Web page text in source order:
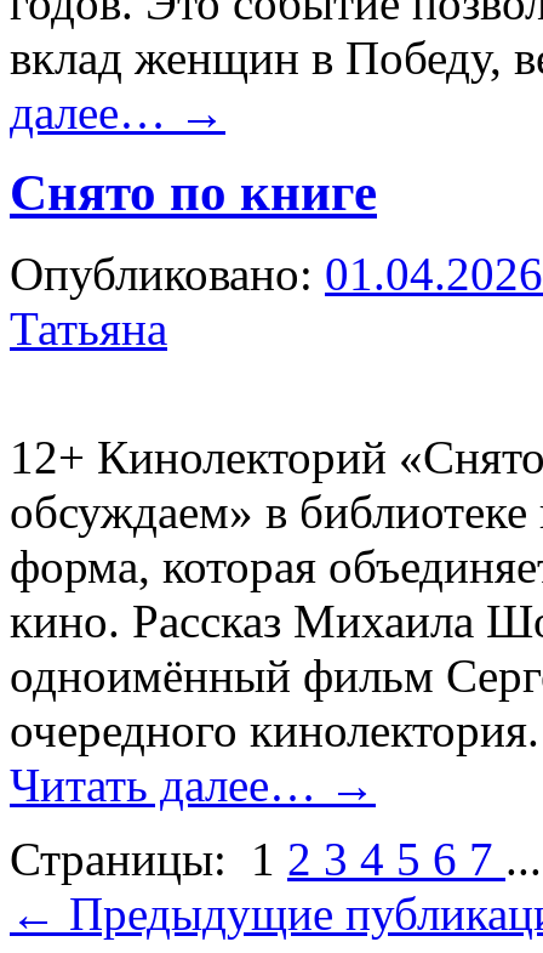
вклад женщин в Победу,
далее… →
Снято по книге
Опубликовано: 01.04.2026
Татьяна
12+ Кинолекторий
обсуждаем» в
форма, которая
кино. Рассказ Михаила
одноимённый фильм
очередного
Читать далее… →
Страницы:
1 2 3 4 5 6 7
← Предыдущие